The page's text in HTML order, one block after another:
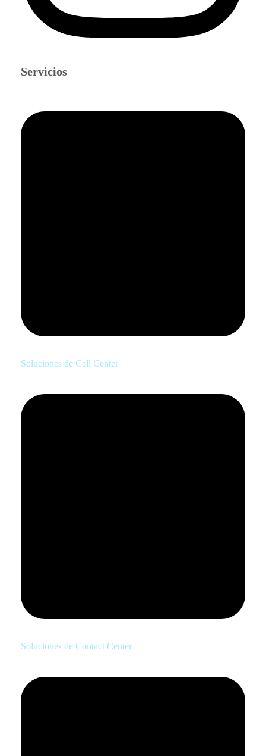
Servicios
Soluciones de Call Center
Soluciones de Contact Center